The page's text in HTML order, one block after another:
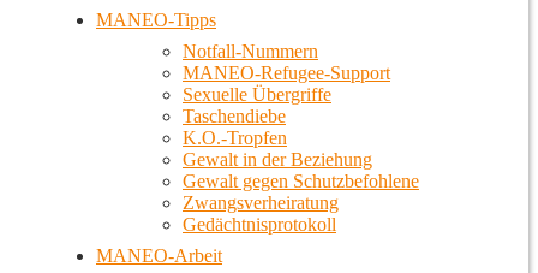
MANEO-Tipps
Notfall-Nummern
MANEO-Refugee-Support
Sexuelle Übergriffe
Taschendiebe
K.O.-Tropfen
Gewalt in der Beziehung
Gewalt gegen Schutzbefohlene
Zwangsverheiratung
Gedächtnisprotokoll
MANEO-Arbeit